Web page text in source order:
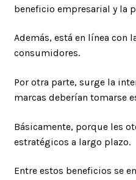
beneficio empresarial y la
Además, está en línea con
consumidores.
Por otra parte, surge la
marcas deberían tomarse
Básicamente, porque les
estratégicos a largo plazo.
Entre estos beneficios se